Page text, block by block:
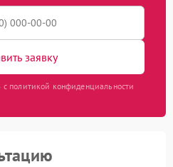
заявку
с политикой конфиденциальности